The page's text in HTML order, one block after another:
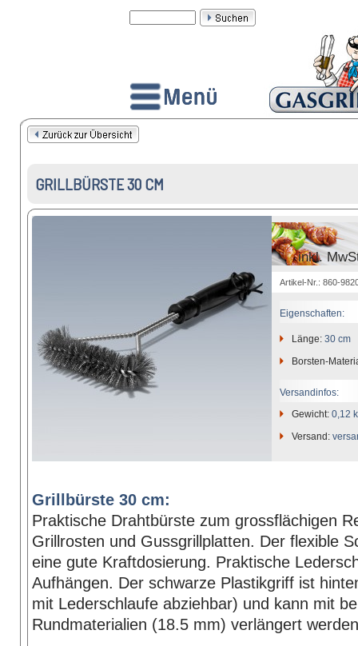
GRILLBÜRSTE 30 CM
inkl.
Artikel-Nr.: 860-
Eigenschaften:
Länge: 30 cm
Borsten-
Versandinfos:
Gewicht: 0,12
Versand:
Grillbürste 30 cm:
Praktische Drahtbürste zum grossflächigen
Grillrosten und Gussgrillplatten. Der flexible
eine gute Kraftdosierung. Praktische
Aufhängen. Der schwarze Plastikgriff ist
mit Lederschlaufe abziehbar) und kann mit
Rundmaterialien (18.5 mm) verlängert